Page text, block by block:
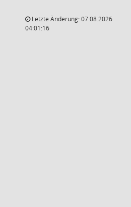
Letzte Änderung: 07.08.2026
04:01:16